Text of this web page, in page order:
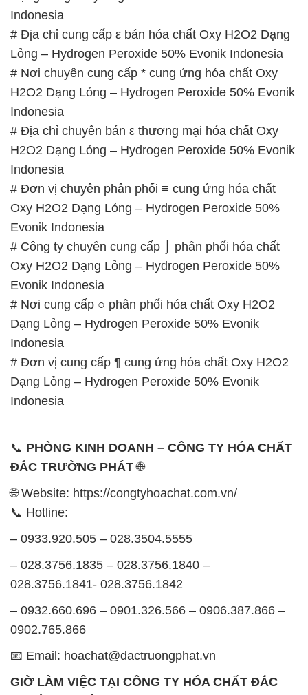
H2O2 Dạng Lỏng – Hydrogen Peroxide 50% Evonik
Indonesia
# Địa chỉ chuyên bán ε thương mại hóa chất Oxy
H2O2 Dạng Lỏng – Hydrogen Peroxide 50% Evonik
Indonesia
# Đơn vị chuyên phân phối ≡ cung ứng hóa chất
Oxy H2O2 Dạng Lỏng – Hydrogen Peroxide 50%
Evonik Indonesia
# Công ty chuyên cung cấp ⌡ phân phối hóa chất
Oxy H2O2 Dạng Lỏng – Hydrogen Peroxide 50%
Evonik Indonesia
# Nơi cung cấp ○ phân phối hóa chất Oxy H2O2
Dạng Lỏng – Hydrogen Peroxide 50% Evonik
Indonesia
# Đơn vị cung cấp ¶ cung ứng hóa chất Oxy H2O2
Dạng Lỏng – Hydrogen Peroxide 50% Evonik
Indonesia
📞PHÒNG KINH DOANH – CÔNG TY HÓA CHẤT
ĐẮC TRƯỜNG PHÁT🌐
🌐 Website: https://congtyhoachat.com.vn/
– 0933.920.505 – 028.3504.5555
028.3756.1841- 028.3756.1842
0902.765.866
📧 Email: hoachat@dactruongphat.vn
TRƯỜNG PHÁT
được tổ chức như sau:
Thứ 2 đến thứ 6: Buổi sáng: từ 8h đến 11h – Buổi